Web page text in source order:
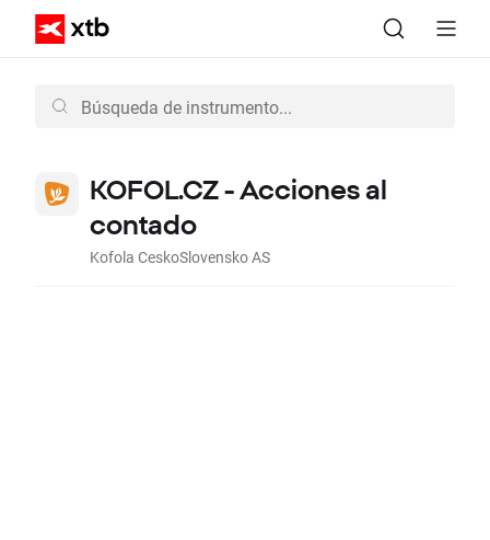
KOFOL.CZ - Acciones al
contado
Kofola CeskoSlovensko AS